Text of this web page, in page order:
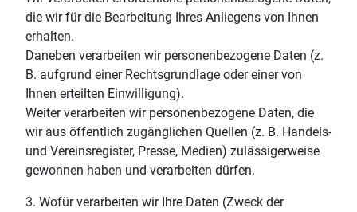
die wir für die Bearbeitung Ihres Anliegens von Ihnen
erhalten.
Daneben verarbeiten wir personenbezogene Daten (z.
B. aufgrund einer Rechtsgrundlage oder einer von
Ihnen erteilten Einwilligung).
Weiter verarbeiten wir personenbezogene Daten, die
wir aus öffentlich zugänglichen Quellen (z. B. Handels-
und Vereinsregister, Presse, Medien) zulässigerweise
gewonnen haben und verarbeiten dürfen.
3. Wofür verarbeiten wir Ihre Daten (Zweck der